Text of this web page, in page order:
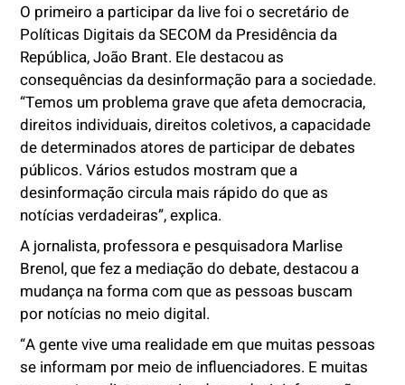
O primeiro a participar da live foi o secretário de
Políticas Digitais da SECOM da Presidência da
República, João Brant. Ele destacou as
consequências da desinformação para a sociedade.
“Temos um problema grave que afeta democracia,
direitos individuais, direitos coletivos, a capacidade
de determinados atores de participar de debates
públicos. Vários estudos mostram que a
desinformação circula mais rápido do que as
notícias verdadeiras”, explica.
A jornalista, professora e pesquisadora Marlise
Brenol, que fez a mediação do debate, destacou a
mudança na forma com que as pessoas buscam
por notícias no meio digital.
“A gente vive uma realidade em que muitas pessoas
se informam por meio de influenciadores. E muitas